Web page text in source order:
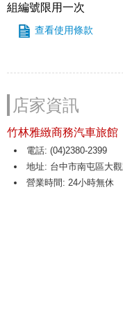
組編號限用一次
查看使用條款
店家資訊
竹林雅緻商務汽車旅館
電話: (04)2380-2399
地址: 台中市南屯區大
營業時間: 24小時無休